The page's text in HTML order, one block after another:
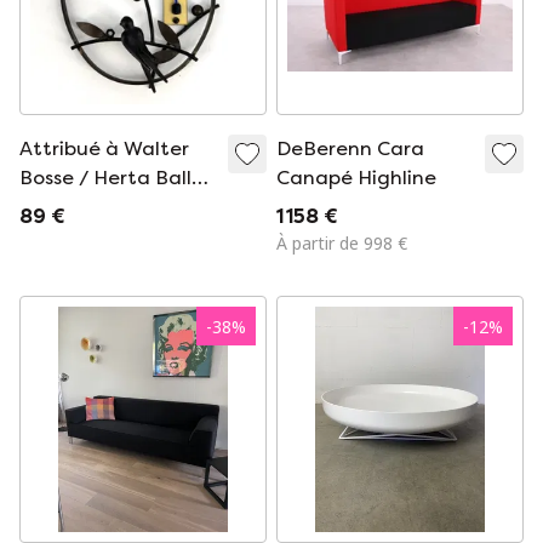
Attribué à Walter
Bosse / Herta Baller
– Thermomètre
89 €
DeBerenn Cara
Canapé Highline
1 158 €
À partir de 998 €
-38% -12%